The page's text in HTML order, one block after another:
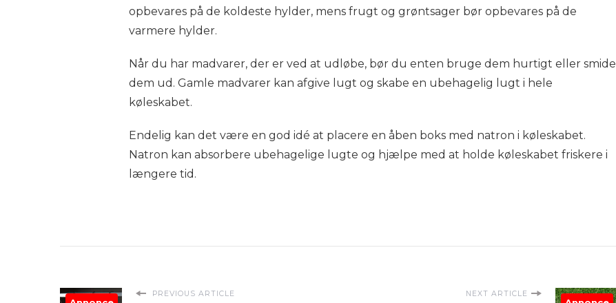
opbevares på de koldeste hylder, mens frugt og grøntsager bør opbevares på de
varmere hylder.
Når du har madvarer, der er ved at udløbe, bør du enten bruge dem hurtigt eller smide
dem ud. Gamle madvarer kan afgive lugt og skabe en ubehagelig lugt i hele
køleskabet.
Endelig kan det være en god idé at placere en åben boks med natron i køleskabet.
Natron kan absorbere ubehagelige lugte og hjælpe med at holde køleskabet friskere i
længere tid.
PREVIOUS ARTICLE NEXT ARTICLE